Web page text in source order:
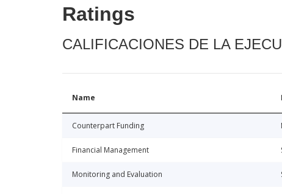
Ratings
CALIFICACIONES DE LA
Name
Counterpart Funding
Financial Management
Monitoring and Evaluation